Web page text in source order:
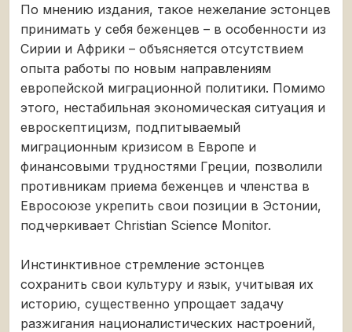
По мнению издания, такое нежелание эстонцев
принимать у себя беженцев – в особенности из
Сирии и Африки – объясняется отсутствием
опыта работы по новым направлениям
европейской миграционной политики. Помимо
этого, нестабильная экономическая ситуация и
евроскептицизм, подпитываемый
миграционным кризисом в Европе и
финансовыми трудностями Греции, позволили
противникам приема беженцев и членства в
Евросоюзе укрепить свои позиции в Эстонии,
подчеркивает Christian Science Monitor.
Инстинктивное стремление эстонцев
сохранить свои культуру и язык, учитывая их
историю, существенно упрощает задачу
разжигания националистических настроений,